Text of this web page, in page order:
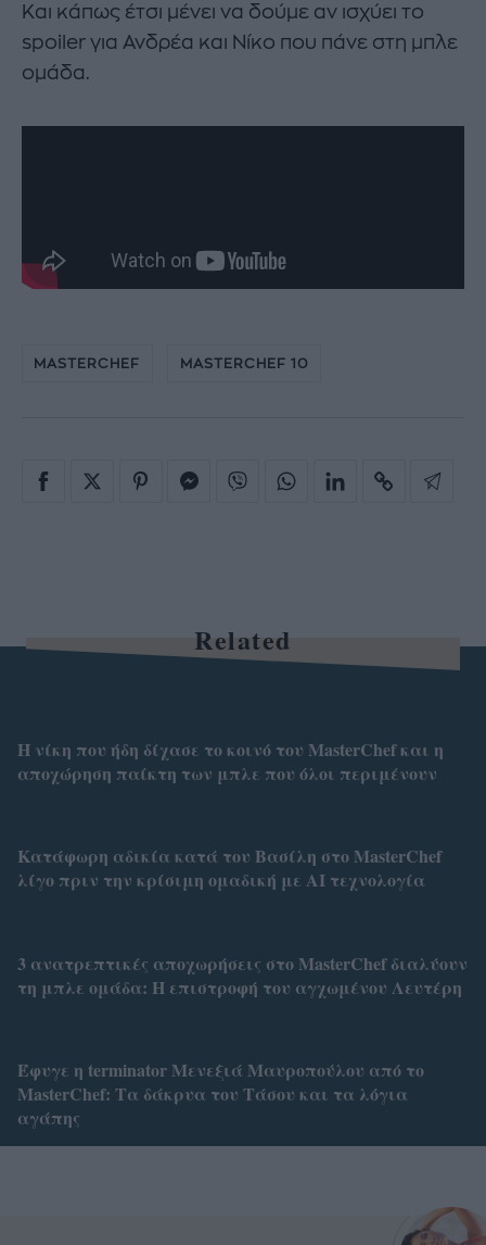
Και κάπως έτσι μένει να δούμε αν ισχύει το
spoiler για Ανδρέα και Νίκο που πάνε στη μπλε
ομάδα.
MASTERCHEF MASTERCHEF 10
Related
Η νίκη που ήδη δίχασε το κοινό του MasterChef και η
αποχώρηση παίκτη των μπλε που όλοι περιμένουν
Κατάφωρη αδικία κατά του Βασίλη στο MasterChef
λίγο πριν την κρίσιμη ομαδική με ΑΙ τεχνολογία
3 ανατρεπτικές αποχωρήσεις στο MasterChef διαλύουν
τη μπλε ομάδα: Η επιστροφή του αγχωμένου Λευτέρη
Έφυγε η terminator Μενεξιά Μαυροπούλου από το
MasterChef: Tα δάκρυα του Τάσου και τα λόγια
αγάπης